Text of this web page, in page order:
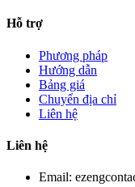
Hỗ trợ
Phương pháp
Hướng dẫn
Bảng giá
Chuyển địa chỉ
Liên hệ
Liên hệ
Email: